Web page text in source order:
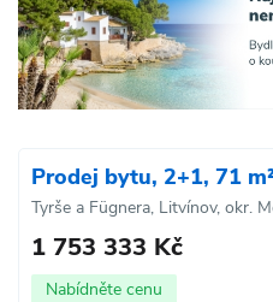
Prodej bytu, 2+1, 71
Tyrše a Fügnera, Litvínov, okr.
1 753 333 Kč
Nabídněte cenu